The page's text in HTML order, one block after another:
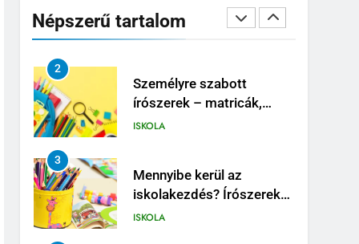
Népszerű tartalomhelye van-e még a tollnak
az iskolában?
2
Személyre szabott
írószerek – matricák,
gravírozás, színek
ISKOLA
3
Mennyibe kerül az
iskolakezdés? Írószerek
árainak összevetése
ISKOLA